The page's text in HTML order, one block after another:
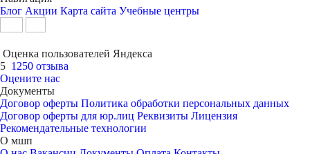
Блог Акции Карта сайта Учебные центры
Оценка пользователей Яндекса
5 1250 отзыва
Оцените нас
Документы
Договор оферты Политика обработки персональных данных
Договор оферты для юр.лиц Реквизиты Лицензия
Рекомендательные технологии
О мшп